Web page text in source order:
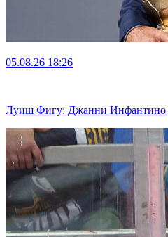
05.08.26 18:26
Луиш Фигу: Джанни